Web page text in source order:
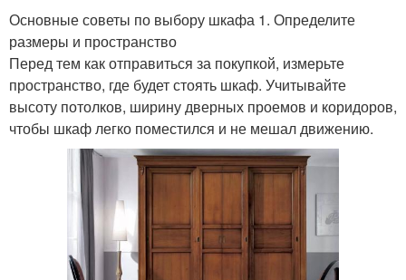
Основные советы по выбору шкафа 1. Определите
размеры и пространство
Перед тем как отправиться за покупкой, измерьте
пространство, где будет стоять шкаф. Учитывайте
высоту потолков, ширину дверных проемов и коридоров,
чтобы шкаф легко поместился и не мешал движению.